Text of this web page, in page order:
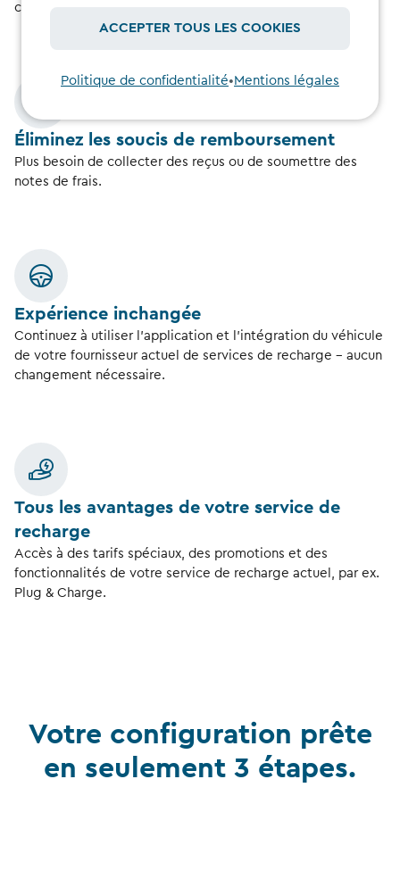
couvrira les coûts.
Éliminez les soucis de remboursement
Plus besoin de collecter des reçus ou de soumettre des
notes de frais.
Expérience inchangée
Continuez à utiliser l’application et l’intégration du véhicule
de votre fournisseur actuel de services de recharge – aucun
changement nécessaire.
Tous les avantages de votre service de
recharge
Accès à des tarifs spéciaux, des promotions et des
fonctionnalités de votre service de recharge actuel, par ex.
Plug & Charge.
Votre configuration prête
en seulement 3 étapes.
ACCEPTER TOUS LES COOKIES
Politique de confidentialité•Mentions légales